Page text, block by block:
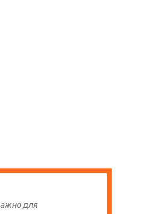
для